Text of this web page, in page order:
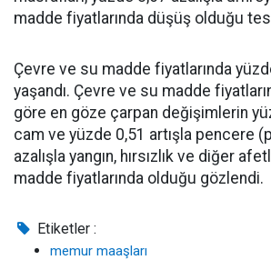
madde fiyatlarında düşüş olduğu
Çevre ve su madde fiyatlarında
yaşandı. Çevre ve su madde
göre en göze çarpan değişimlerin
cam ve yüzde 0,51 artışla pencere
azalışla yangın, hırsızlık ve diğer
madde fiyatlarında olduğu gözlendi.
Etiketler :
memur maaşları